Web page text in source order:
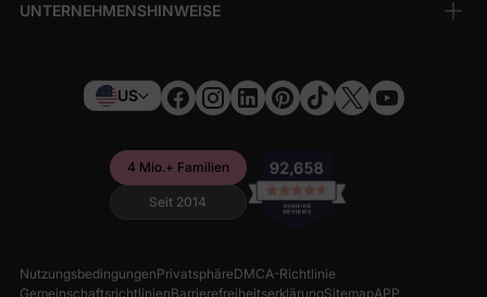
UNTERNEHMENSHINWEISE
US
4 Mio.+ Familien
Seit 2014
NutzungsbedingungenPrivatsphäreDMCA-Richtlinie
GemeinschaftsrichtlinienBarrierefreiheitserklärungSitemapAPP